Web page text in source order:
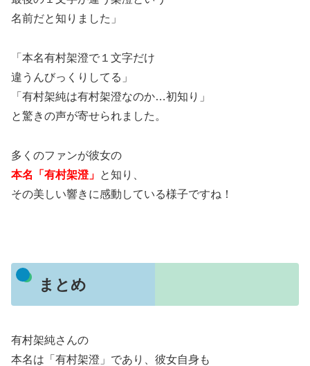
名前だと知りました」
「本名有村架澄で１文字だけ
違うんびっくりしてる」
「有村架純は有村架澄なのか…初知り」
と驚きの声が寄せられました。
多くのファンが彼女の
本名「有村架澄」 と知り、
その美しい響きに感動している様子ですね！
まとめ
有村架純さんの
本名は「有村架澄」であり、彼女自身も